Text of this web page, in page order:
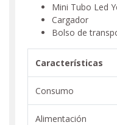
Mini Tubo Led
Cargador
Bolso de
Características
Consumo
Alimentación